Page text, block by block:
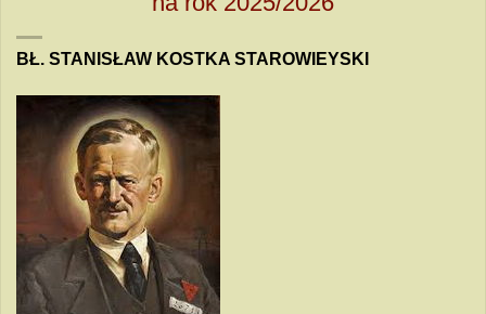
BŁ. STANISŁAW KOSTKA STAROWIEYSKI